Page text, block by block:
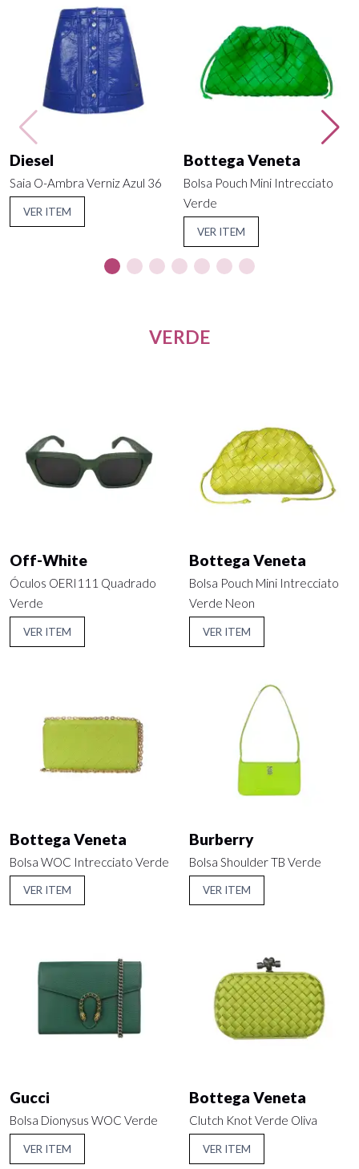
Diesel
Saia O-Ambra Verniz Azul 36
VER ITEM
Bottega Veneta
Bolsa Pouch Mini Intrecciato
Verde
VER ITEM
VERDE
Off-White
Óculos OERI111 Quadrado
Verde
VER ITEM
Bottega Veneta
Bolsa Pouch Mini Intrecciato
Verde Neon
VER ITEM
Bottega Veneta
Bolsa WOC Intrecciato Verde
VER ITEM
Burberry
Bolsa Shoulder TB Verde
VER ITEM
Gucci
Bolsa Dionysus WOC Verde
VER ITEM
Bottega Veneta
Clutch Knot Verde Oliva
VER ITEM